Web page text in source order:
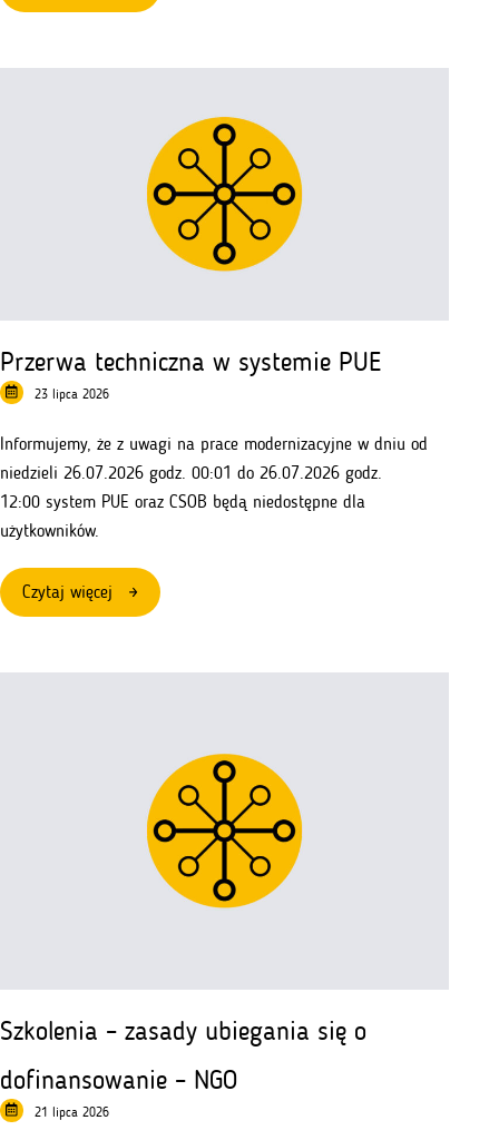
Zmiana
naboru
Przerwa techniczna w systemie PUE
23 lipca 2026
Informujemy, że z uwagi na prace modernizacyjne w dniu od
niedzieli 26.07.2026 godz. 00:01 do 26.07.2026 godz.
12:00 system PUE oraz CSOB będą niedostępne dla
użytkowników.
Czytaj więcej
Przerwa
w
Szkolenia – zasady ubiegania się o
dofinansowanie – NGO
21 lipca 2026